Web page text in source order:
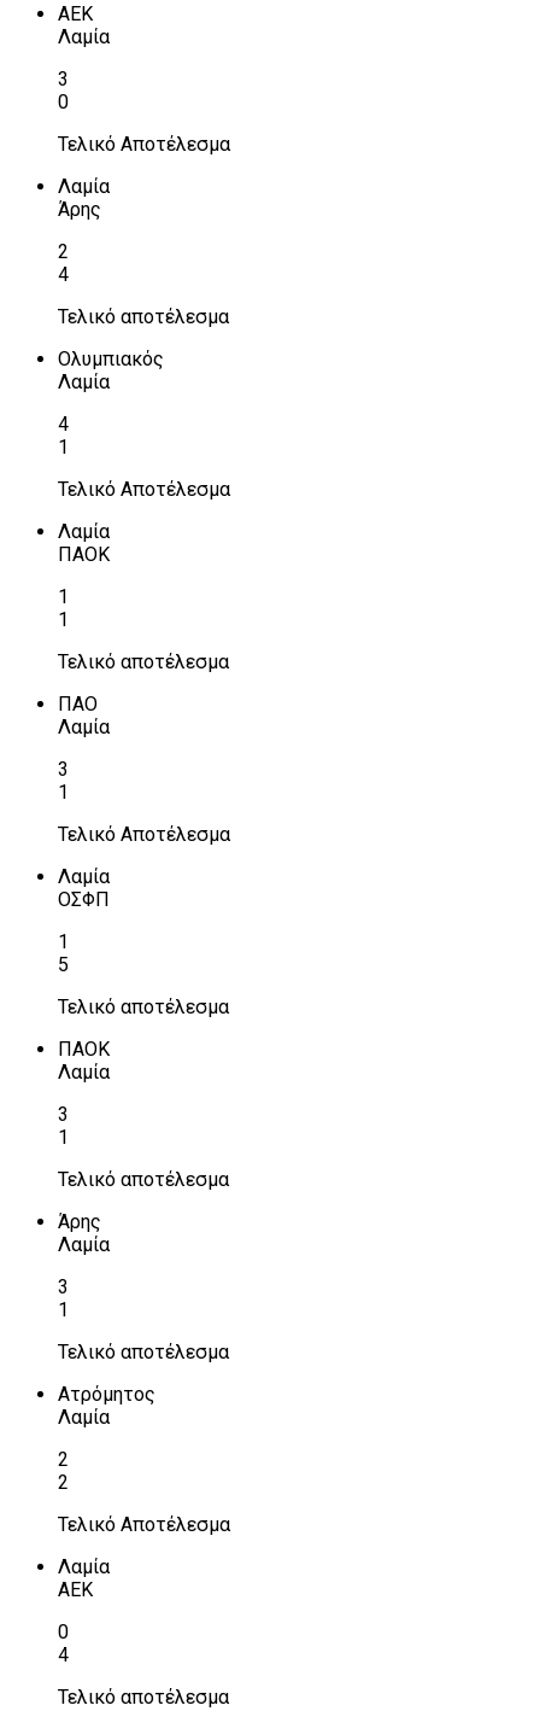
ΑΕΚ
Λαμία
3
0
Τελικό Αποτέλεσμα
Λαμία
Άρης
2
4
Τελικό αποτέλεσμα
Ολυμπιακός
Λαμία
4
1
Τελικό Αποτέλεσμα
Λαμία
ΠΑΟΚ
1
1
Τελικό αποτέλεσμα
ΠΑΟ
Λαμία
3
1
Τελικό Αποτέλεσμα
Λαμία
ΟΣΦΠ
1
5
Τελικό αποτέλεσμα
ΠΑΟΚ
Λαμία
3
1
Τελικό αποτέλεσμα
Άρης
Λαμία
3
1
Τελικό αποτέλεσμα
Ατρόμητος
Λαμία
2
2
Τελικό Αποτέλεσμα
Λαμία
ΑΕΚ
0
4
Τελικό αποτέλεσμα